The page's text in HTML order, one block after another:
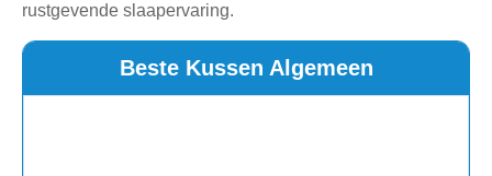
rustgevende slaapervaring.
Beste Kussen Algemeen